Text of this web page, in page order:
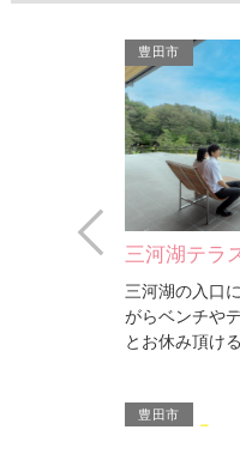
豊田市
三河湖テ
三河湖の入口
がらベンチや
とお休み頂け
豊田市